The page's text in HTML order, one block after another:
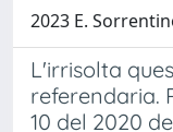
2023 E.
L'irrisolta
referendaria.
10 del 2020